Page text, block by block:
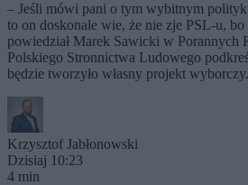
– Jeśli mówi pani o tym wybitnym
to on doskonale wie, że nie zje PSL-u, bo
powiedział Marek Sawicki w Porannych
Polskiego Stronnictwa Ludowego
będzie tworzyło własny projekt wyborczy.
Krzysztof Jabłonowski
Dzisiaj 10:23
4 min